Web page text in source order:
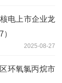
电上市企业龙
2025-08-27
环氧氯丙烷市